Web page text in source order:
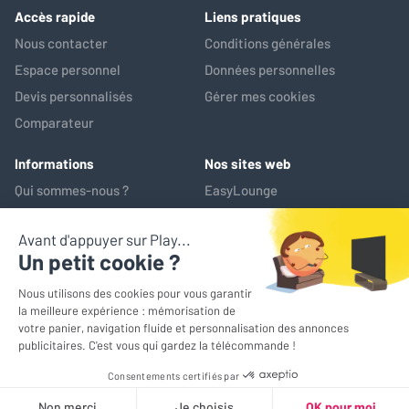
est perceptible lorsque la pièce
est totalement silencieuse, mais
inaudible dès le lancement d’un
film ou d’un programme. Au
largement dépassé mes attentes
mon achat.
Accès rapide
Nous contacter
Espace personnel
Devis personnalisés
Comparateur
Liens pratiques
Conditions générales
Données personnelles
Gérer mes cookies
Informations
Qui sommes-nous ?
Service après-vente
Nos sites web
EasyLounge
*Prix de référence : ce prix correspond au prix le plus bas pratiqué
sur les 30 jours précédant l'opération promotionnelle
© EasyLounge 2026 - Tous droits réservés